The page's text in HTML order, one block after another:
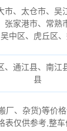
市、太仓市、吴
张家港市、常熟
中区、虎丘区
、通江县、南江
县
厂、杂货)等价
表仅供参考,整车